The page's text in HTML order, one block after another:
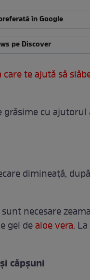
în Google
pe Discover
care te ajută să
cu ajutorul
dimineaţă,
sunt necesare
gel dealoe vera.
căpşuni